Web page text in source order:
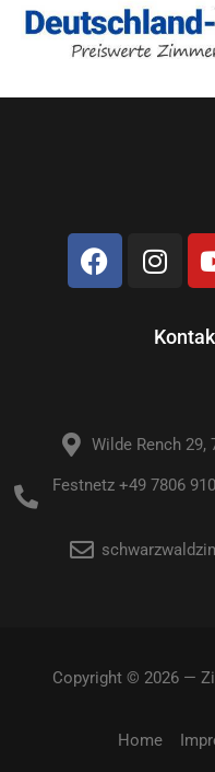
Wilde Rench 29,
Festnetz +49 7806
Copyright © 2026 —
Home